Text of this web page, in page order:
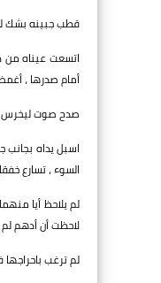
قطب جبينه بشك
اتسعت عيناه من
أمام صدرها ،
صدح صوت ليخرس
اسبل يداه
السوء ، تسارع
لم يلاحظ أيا
لاحظت أن أدهم لم
لم ترغب